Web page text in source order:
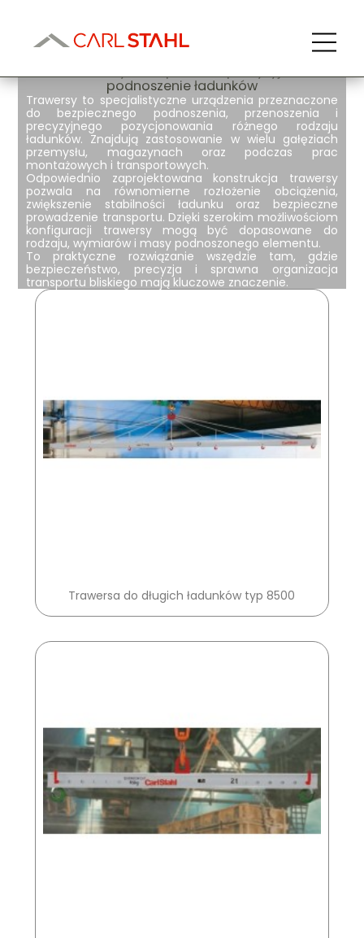
Trawersy belkowe
podnoszenie ładunków
Trawersy to specjalistyczne urządzenia przeznaczone
do bezpiecznego podnoszenia, przenoszenia i
precyzyjnego pozycjonowania różnego rodzaju
ładunków. Znajdują zastosowanie w wielu gałęziach
przemysłu, magazynach oraz podczas prac
montażowych i transportowych.
Odpowiednio zaprojektowana konstrukcja trawersy
pozwala na równomierne rozłożenie obciążenia,
zwiększenie stabilności ładunku oraz bezpieczne
prowadzenie transportu. Dzięki szerokim możliwościom
konfiguracji trawersy mogą być dopasowane do
rodzaju, wymiarów i masy podnoszonego elementu.
To praktyczne rozwiązanie wszędzie tam, gdzie
bezpieczeństwo, precyzja i sprawna organizacja
transportu bliskiego mają kluczowe znaczenie.
Trawersa do długich ładunków typ 8500